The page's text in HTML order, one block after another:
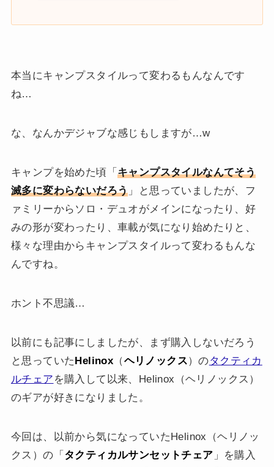
本当にキャンプスタイルって変わるもんなんです
ね…
な、なんかデジャブな感じもしますが…w
キャンプを始めた頃「 キャンプスタイルなんてそう
滅多に変わらないだろう 」と思っていましたが、フ
ァミリーからソロ・デュオがメインになったり、好
みの形が変わったり、車載が気になり始めたりと、
様々な理由からキャンプスタイルって変わるもんな
んですね。
ホント不思議…
以前にも記事にしましたが、まず購入しないだろう
と思っていた Helinox （ヘリノックス）のタクティカ
ルチェア を購入して以来、Helinox（ヘリノックス）
のギアが好きになりました。
今回は、以前から気になっていたHelinox（ヘリノッ
クス）の「 タクティカルサンセットチェア 」を購入